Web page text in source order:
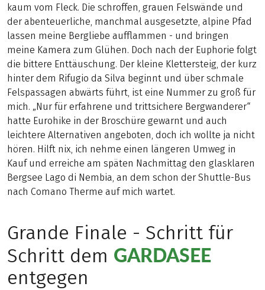
kaum vom Fleck. Die schroffen, grauen Felswände und
der abenteuerliche, manchmal ausgesetzte, alpine Pfad
lassen meine Bergliebe aufflammen - und bringen
meine Kamera zum Glühen. Doch nach der Euphorie folgt
die bittere Enttäuschung. Der kleine Klettersteig, der kurz
hinter dem Rifugio da Silva beginnt und über schmale
Felspassagen abwärts führt, ist eine Nummer zu groß für
mich. „Nur für erfahrene und trittsichere Bergwanderer“
hatte Eurohike in der Broschüre gewarnt und auch
leichtere Alternativen angeboten, doch ich wollte ja nicht
hören. Hilft nix, ich nehme einen längeren Umweg in
Kauf und erreiche am späten Nachmittag den glasklaren
Bergsee Lago di Nembia, an dem schon der Shuttle-Bus
nach Comano Therme auf mich wartet.
Grande Finale - Schritt für
Schritt dem GARDASEE
entgegen